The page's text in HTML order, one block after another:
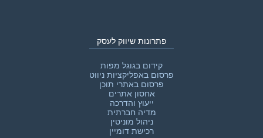
פתרונות שיווק לעסק
קידום בגוגל מפות
פרסום באפליקציות ניווט
פרסום באתרי תוכן
אחסון אתרים
ייעוץ והדרכה
מדיה חברתית
ניהול מוניטין
רכישת דומיין